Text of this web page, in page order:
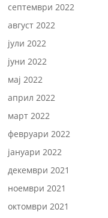
септември 2022
август 2022
јули 2022
јуни 2022
мај 2022
април 2022
март 2022
февруари 2022
јануари 2022
декември 2021
ноември 2021
октомври 2021